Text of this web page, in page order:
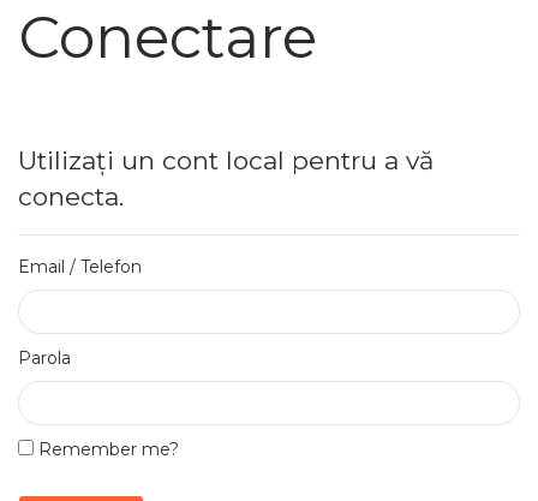
Conectare
Utilizați un cont local pentru a vă
conecta.
Email / Telefon
Parola
Remember me?